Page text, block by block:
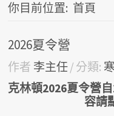
你目前位置: 首頁
2026夏令營
作者 李主任 分類:
克林頓2026夏令營
容請